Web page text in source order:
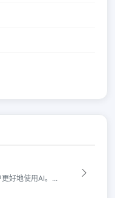
好地使用AI。...